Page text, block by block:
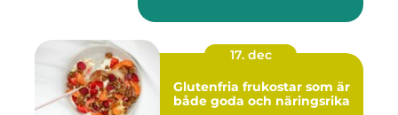
17. dec
Glutenfria frukostar som är
både goda och näringsrika